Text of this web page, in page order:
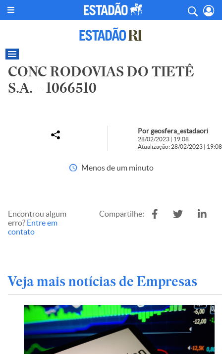
CONC RODOVIAS DO TIETÊ
S.A. – 1066510
Por geosfera_estadaori
28/02/2023 | 19:08
Atualização: 28/02/2023 | 19:08
Menos de um minuto
Encontrou algum
erro? Entre em
contato
Compartilhe:
Veja mais notícias de Empresas